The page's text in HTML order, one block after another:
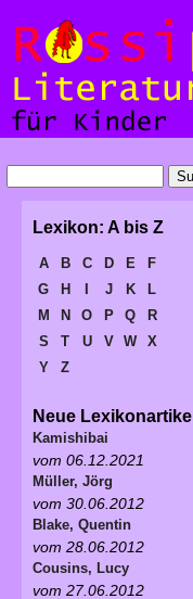
Lexikon: A bis Z
A B C D E
F
G
H J K
L
M
N O P Q
R
S
T U V W
X
Y
Z
Neue Lexikonartikel
Kamishibai
vom 06.12.2021
Müller, Jörg
vom 30.06.2012
Blake, Quentin
vom 28.06.2012
Cousins, Lucy
vom 27.06.2012